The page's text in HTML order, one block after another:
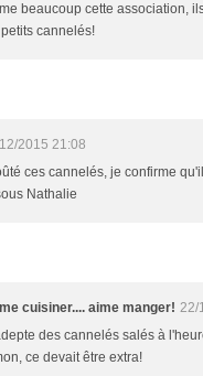
beaucoup cette association,
cannelés!
2015 21:08
ces cannelés, je confirme
Nathalie
cuisiner.... aime manger! 22/
des cannelés salés à
ce devait être extra!